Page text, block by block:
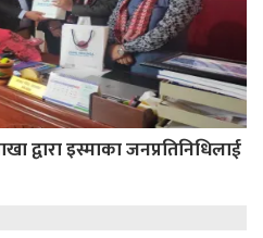
द्वारा इस्माका जनप्रतिनिधिलाई